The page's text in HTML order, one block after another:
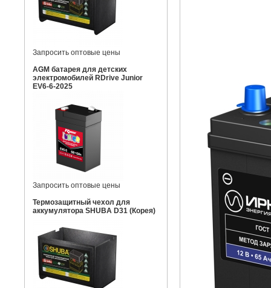
Запросить оптовые цены
AGM батарея для детских
электромобилей RDrive Junior
EV6-6-2025
Запросить оптовые цены
Термозащитный чехол для
аккумулятора SHUBA D31 (Корея)